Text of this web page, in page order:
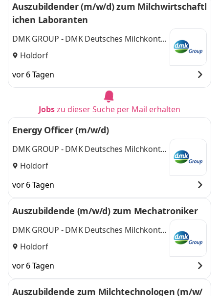
Auszubildender (m/w/d) zum Milchwirtschaftl
ichen Laboranten
DMK GROUP - DMK Deutsches Milchkontor
GmbH
Holdorf
vor 6 Tagen
Jobszu dieser Suche per Mail erhalten
Energy Officer (m/w/d)
DMK GROUP - DMK Deutsches Milchkontor
GmbH
Holdorf
vor 6 Tagen
Auszubildende (m/w/d) zum Mechatroniker
DMK GROUP - DMK Deutsches Milchkontor
GmbH
Holdorf
vor 6 Tagen
Auszubildende zum Milchtechnologen (m/w/